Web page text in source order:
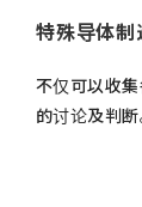
特殊导体
不仅可以收
的讨论及判断